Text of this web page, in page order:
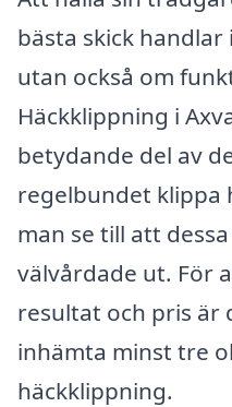
bästa skick
utan också om
Häckklippning i
betydande del av
regelbundet klippa
man se till att
välvårdade ut. För
resultat och pris är
inhämta minst tre
häckklippning.